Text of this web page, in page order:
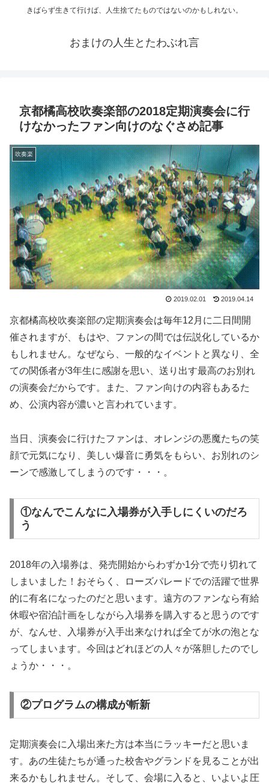
きばらず生きて行けば、人生捨てたものではないのかもしれない。
おまけの人生とたわぶれ言
京都橘高校吹奏楽部の2018定期演奏会に行
けなかったファン向けのなぐさめ記事
吹奏楽
2019.02.01 2019.04.14
京都橘高校吹奏楽部の定期演奏会は毎年12月に二日間開
催されますが、もはや、ファンの間では伝説化しているか
もしれません。なぜなら、一般的なイベントと異なり、全
ての関係者が3年生に感謝を思い、送り出す最高のお別れ
の演奏会だからです。また、ファン向けの内容もあるた
め、公演内容が濃いと言われています。
当日、演奏会に行けたファンは、オレンジの悪魔たちの笑
顔で元気になり、美しい爆音に勇気をもらい、お別れのシ
ーンで感激してしまうのです・・・。
①なんでこんなに入場券が入手しにくいのだろ
う
2018年の入場券は、発売開始からわずか1分で売り切れて
しまいました！おそらく、ローズパレードでの活躍で世界
的に有名になったのだと思います。遠方のファンなら有給
休暇や宿泊計画をしながら入場券を購入すると思うのです
が、なんせ、入場券が入手出来なければ全てが水の泡とな
ってしまいます。今回はどれほどの人々が落胆したのでし
ょうか・・・。
②プログラムの構成が斬新
定期演奏会に入場出来た方は本当にラッキーだと思いま
す。あの生徒たちが通った校舎やグランドを見ることが出
来るかもしれません。そして、会場に入ると、いよいよ圧